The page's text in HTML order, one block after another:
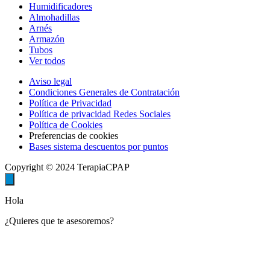
Humidificadores
Almohadillas
Arnés
Armazón
Tubos
Ver todos
Aviso legal
Condiciones Generales de Contratación
Política de Privacidad
Política de privacidad Redes Sociales
Política de Cookies
Preferencias de cookies
Bases sistema descuentos por puntos
Copyright © 2024 TerapiaCPAP
Hola
¿Quieres que te asesoremos?